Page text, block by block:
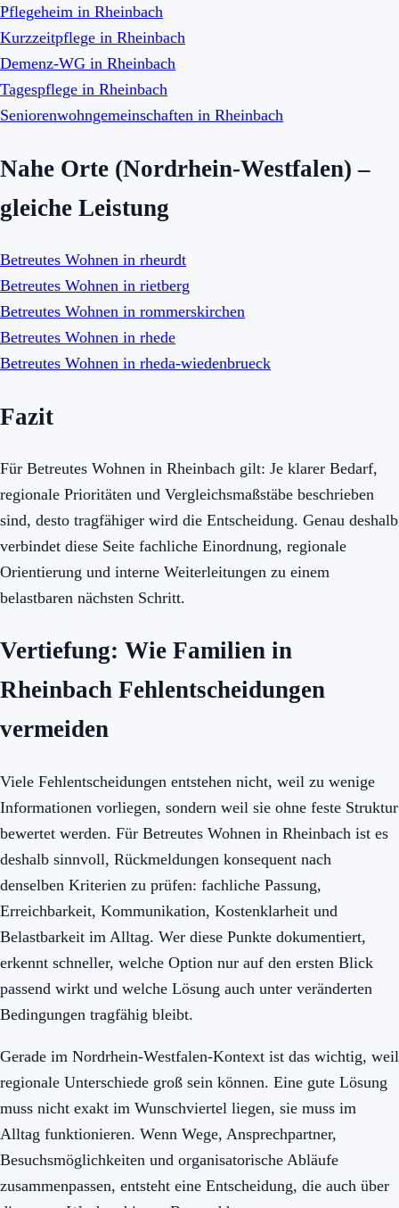
Pflegeheim in Rheinbach
Kurzzeitpflege in Rheinbach
Demenz-WG in Rheinbach
Tagespflege in Rheinbach
Seniorenwohngemeinschaften in Rheinbach
Nahe Orte (Nordrhein-Westfalen) –
gleiche Leistung
Betreutes Wohnen in rheurdt
Betreutes Wohnen in rietberg
Betreutes Wohnen in rommerskirchen
Betreutes Wohnen in rhede
Betreutes Wohnen in rheda-wiedenbrueck
Fazit
Für Betreutes Wohnen in Rheinbach gilt: Je klarer Bedarf,
regionale Prioritäten und Vergleichsmaßstäbe beschrieben
sind, desto tragfähiger wird die Entscheidung. Genau deshalb
verbindet diese Seite fachliche Einordnung, regionale
Orientierung und interne Weiterleitungen zu einem
belastbaren nächsten Schritt.
Vertiefung: Wie Familien in
Rheinbach Fehlentscheidungen
vermeiden
Viele Fehlentscheidungen entstehen nicht, weil zu wenige
Informationen vorliegen, sondern weil sie ohne feste Struktur
bewertet werden. Für Betreutes Wohnen in Rheinbach ist es
deshalb sinnvoll, Rückmeldungen konsequent nach
denselben Kriterien zu prüfen: fachliche Passung,
Erreichbarkeit, Kommunikation, Kostenklarheit und
Belastbarkeit im Alltag. Wer diese Punkte dokumentiert,
erkennt schneller, welche Option nur auf den ersten Blick
passend wirkt und welche Lösung auch unter veränderten
Bedingungen tragfähig bleibt.
Gerade im Nordrhein-Westfalen-Kontext ist das wichtig, weil
regionale Unterschiede groß sein können. Eine gute Lösung
muss nicht exakt im Wunschviertel liegen, sie muss im
Alltag funktionieren. Wenn Wege, Ansprechpartner,
Besuchsmöglichkeiten und organisatorische Abläufe
zusammenpassen, entsteht eine Entscheidung, die auch über